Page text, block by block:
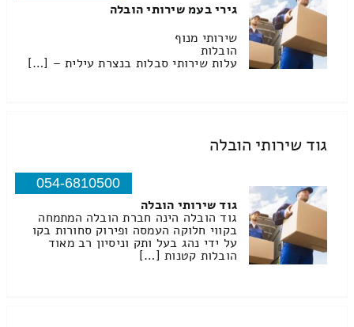
גירי בעמ שירותי הובלה
שירותי מנוף
הובלות
עלות שירותי סבלות בנצרת עילית – […]
גוד שירותי הובלה
054-6810500
גוד שירותי הובלה
גוד הובלה הינה חברת הובלה המתמחה
בקווי חלוקה העמסה ופירוק סחורות בקו
על ידי נהג בעל ותק וניסיון רב מאוד
הובלות קטנות […]